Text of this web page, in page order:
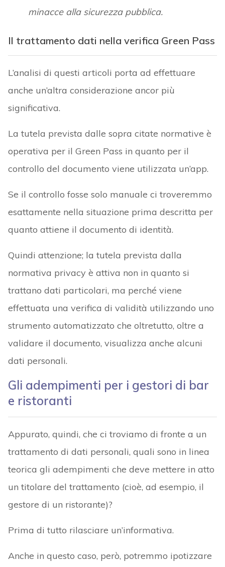
minacce alla sicurezza pubblica.
Il trattamento dati nella verifica Green Pass
L’analisi di questi articoli porta ad effettuare
anche un’altra considerazione ancor più
significativa.
La tutela prevista dalle sopra citate normative è
operativa per il Green Pass in quanto per il
controllo del documento viene utilizzata un’app.
Se il controllo fosse solo manuale ci troveremmo
esattamente nella situazione prima descritta per
quanto attiene il documento di identità.
Quindi attenzione; la tutela prevista dalla
normativa privacy è attiva non in quanto si
trattano dati particolari, ma perché viene
effettuata una verifica di validità utilizzando uno
strumento automatizzato che oltretutto, oltre a
validare il documento, visualizza anche alcuni
dati personali.
Gli adempimenti per i gestori di bar
e ristoranti
Appurato, quindi, che ci troviamo di fronte a un
trattamento di dati personali, quali sono in linea
teorica gli adempimenti che deve mettere in atto
un titolare del trattamento (cioè, ad esempio, il
gestore di un ristorante)?
Prima di tutto rilasciare un’informativa.
Anche in questo caso, però, potremmo ipotizzare